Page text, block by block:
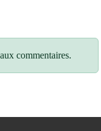
commentaires.